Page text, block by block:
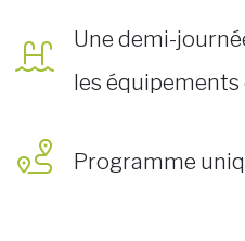
Une demi-
les équipements
Programme